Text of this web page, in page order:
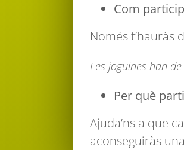
Com
Només t’hauràs
Les joguines han
Per què
Ajuda’ns a que
aconseguiràs